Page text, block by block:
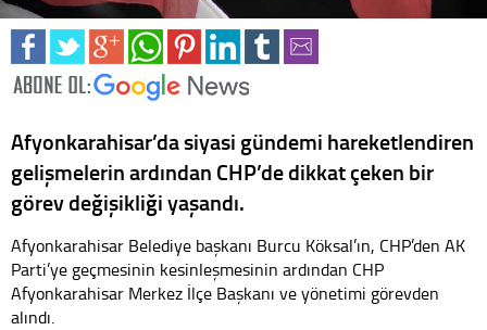
Afyonkarahisar’da siyasi gündemi hareketlendiren
gelişmelerin ardından CHP’de dikkat çeken bir
görev değişikliği yaşandı.
Afyonkarahisar Belediye başkanı Burcu Köksal’ın, CHP’den AK
Parti’ye geçmesinin kesinleşmesinin ardından CHP
Afyonkarahisar Merkez İlçe Başkanı ve yönetimi görevden
alındı.